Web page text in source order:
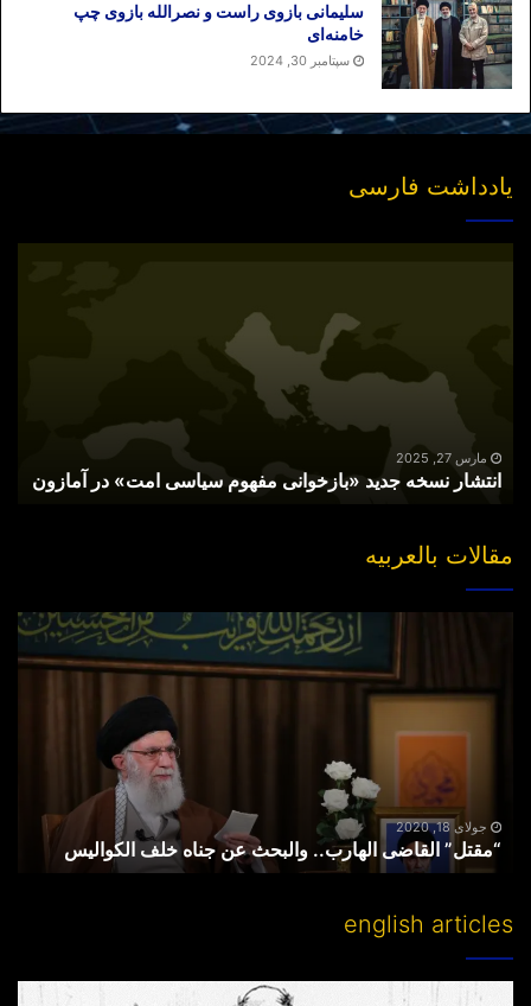
برچسب ها امریکا فرسایش
سلیمانی بازوی راست و نصرالله بازوی چپ
خامنه‌ای
سپتامبر 30, 2024
یادداشت فارسی
آمازونمارس 27, 2025
انتشار نسخه جدید «بازخوانی مفهوم سیاسی امت» در آمازون
مقالات بالعربیه
والبحث
جولای 18, 2020
“مقتل” القاضی الهارب.. والبحث عن جناه خلف الکوالیس
english articles